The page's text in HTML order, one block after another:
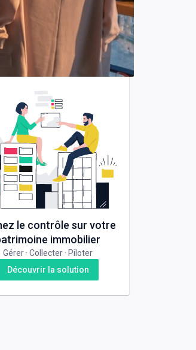
le contrôle sur votre
immobilier
Gérer · Collecter · Piloter
Découvrir la solution